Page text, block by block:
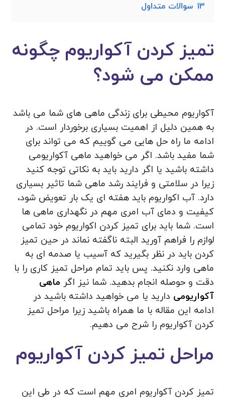
13 سوالات متداول
تمیز کردن آکواریوم چگونه
ممکن می شود؟
آکواریوم محیطی برای زندگی ماهی های شما می باشد
به همین دلیل از اهمیت بسیاری برخوردار است. در
ادامه ما راه حل هایی می گوییم که می تواند برای
شما مفید باشد. اگر می خواهید ماهی آکواریومی
داشته باشید یا اگر دارید باید به نکاتی توجه کنید
زیرا در سلامتی و فرایند رشد ماهی شما تاثیر بسیاری
دارد. آب اکواریوم باید هفته ای یک بار تعویض شود،
کیفیت و دمای آب امری مهم در نگهداری ماهی ها
است. شما باید برای تمیز کردن اکواریوم خود تمامی
لوازم را فراهم آورید البته ناگفته نماند در حین تمیز
کردن باید در نظر بگیرید که آسیب یا صدمه ای به
ماهی وارد نکنید. پس باید تمام مراحل تمیز کاری را با
دقت و حوصله انجام بدهید. شما نیز اگر ماهی
آکواریومی دارید یا می خواهید داشته باشید در
ادامه این مقاله با ما همراه باشید زیرا مراحل تمیز
کردن آکواریوم را شرح می دهیم.
مراحل تمیز کردن آکواریوم
تمیز کردن آکواریوم امری مهم است که در طی این